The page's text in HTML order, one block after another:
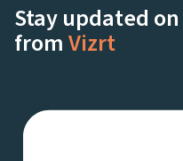
Stay updated
fromVizrt